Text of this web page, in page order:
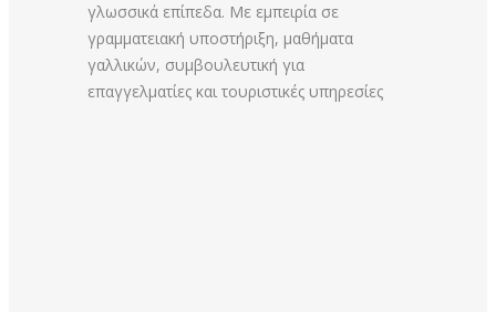
γλωσσικά επίπεδα. Με εμπειρία σε
γραμματειακή υποστήριξη, μαθήματα
γαλλικών, συμβουλευτική για
επαγγελματίες και τουριστικές υπηρεσίες